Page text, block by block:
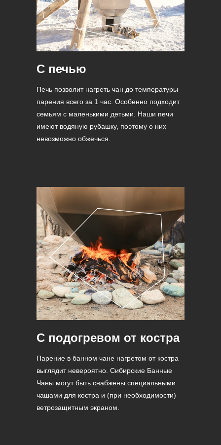
С печью
Печь позволит нагреть чан до температуры
парения всего за 1 час. Особенно подходит
семьям с маленькими детьми. Наши печи
имеют водяную рубашку, поэтому о них
невозможно обжечься.
С подогревом от костра
Парение в банном чане нагретом от костра
выглядит невероятно. Сибирские Банные
Чаны могут быть снабжены специальными
чашами для костра и (при необходимости)
ветрозащитным экраном.